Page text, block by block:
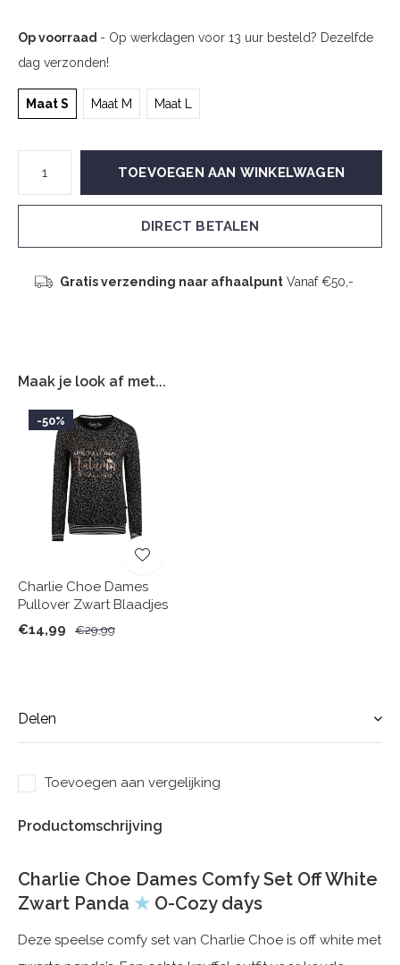
Op voorraad - Op werkdagen voor 13 uur besteld? Dezelfde
dag verzonden!
Maat S Maat M Maat L
TOEVOEGEN AAN WINKELWAGEN
DIRECT BETALEN
Gratis verzending naar afhaalpuntVanaf €50,-
Maak je look af met...
-50%
Charlie Choe Dames
Pullover Zwart Blaadjes
€14,99
€29,99
Delen
Toevoegen aan vergelijking
Productomschrijving
Charlie Choe Dames Comfy Set Off White
Zwart Panda ★ O-Cozy days
Deze speelse comfy set van Charlie Choe is off white met